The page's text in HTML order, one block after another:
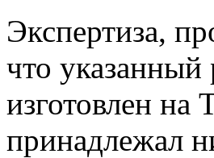
Экспертиза,
что указанный
изготовлен на
принадлежал